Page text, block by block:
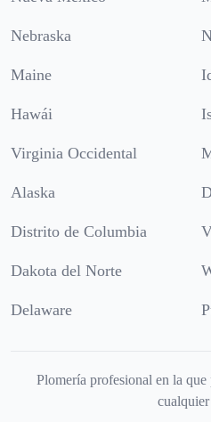
Nebraska
Maine
Hawái
Virginia Occidental
Alaska
Distrito de Columbia
Dakota del Norte
Delaware
Plomería profesional en la